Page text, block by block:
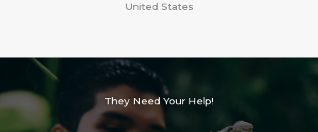
United States
They Need Your Help!